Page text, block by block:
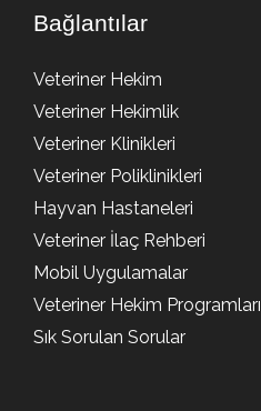
Bağlantılar
Veteriner Hekim
Veteriner Hekimlik
Veteriner Klinikleri
Veteriner Poliklinikleri
Hayvan Hastaneleri
Veteriner İlaç Rehberi
Mobil Uygulamalar
Veteriner Hekim Programları
Sık Sorulan Sorular